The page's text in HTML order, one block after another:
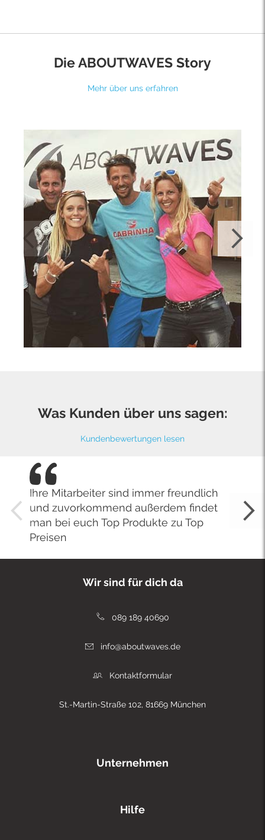
Die ABOUTWAVES Story
Mehr über uns erfahren
Was Kunden über uns sagen:
Kundenbewertungen lesen
Ihre Mitarbeiter sind immer freundlich
und zuvorkommend außerdem findet
man bei euch Top Produkte zu Top
Preisen
Wir sind für dich da
089 189 40690
info@aboutwaves.de
Kontaktformular
St.-Martin-Straße 102, 81669 München
Unternehmen
Hilfe